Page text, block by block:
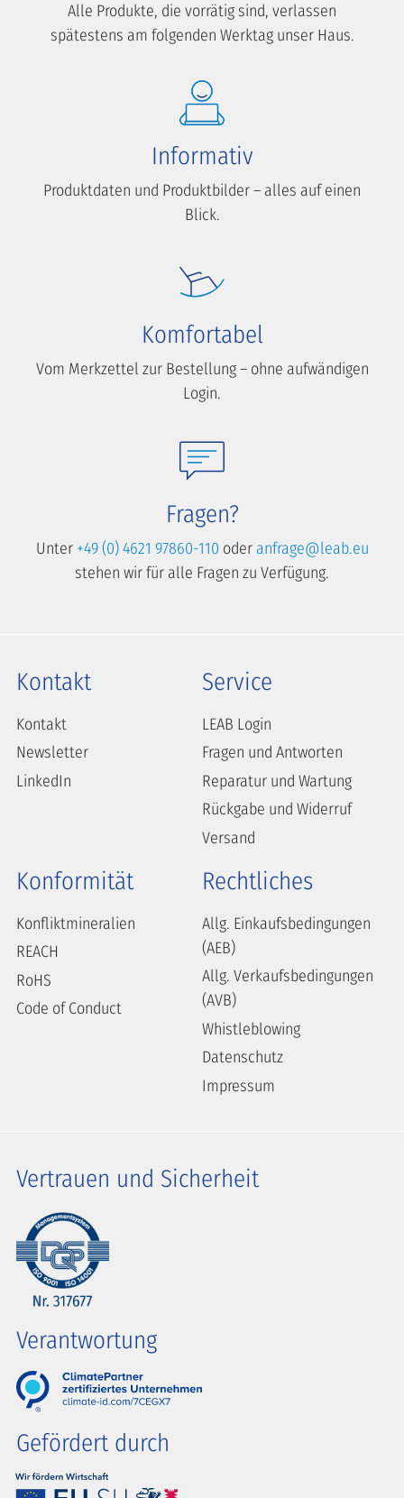
Alle Produkte, die vorrätig sind, verlassen
spätestens am folgenden Werktag unser Haus.
Informativ
Produktdaten und Produktbilder – alles auf einen
Blick.
Komfortabel
Vom Merkzettel zur Bestellung – ohne aufwändigen
Login.
Fragen?
Unter +49 (0) 4621 97860-110 oder anfrage@leab.eu
stehen wir für alle Fragen zu Verfügung.
Kontakt
Kontakt
Newsletter
LinkedIn
Service
LEAB Login
Fragen und Antworten
Reparatur und Wartung
Rückgabe und Widerruf
Versand
Konformität
Konfliktmineralien
REACH
RoHS
Code of Conduct
Rechtliches
Allg. Einkaufsbedingungen
(AEB)
Allg. Verkaufsbedingungen
(AVB)
Whistleblowing
Datenschutz
Impressum
Vertrauen und Sicherheit
Verantwortung
Gefördert durch